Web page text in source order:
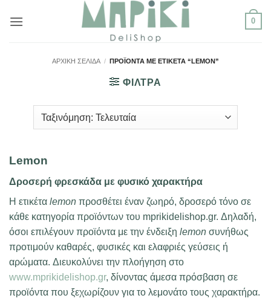
στο
0
ΑΡΧΙΚΉ ΣΕΛΊΔΑ / ΠΡΟΪΌΝΤΑ ΜΕ ΕΤΙΚΈΤΑ “LEMON”
ΦΙΛΤΡΑ
Lemon
Δροσερή φρεσκάδα με φυσικό χαρακτήρα
Η ετικέτα lemon προσθέτει έναν ζωηρό, δροσερό τόνο σε
κάθε κατηγορία προϊόντων του mprikidelishop.gr. Δηλαδή,
όσοι επιλέγουν προϊόντα με την ένδειξη lemon συνήθως
προτιμούν καθαρές, φυσικές και ελαφριές γεύσεις ή
αρώματα. Διευκολύνει την πλοήγηση στο
www.mprikidelishop.gr, δίνοντας άμεσα πρόσβαση σε
προϊόντα που ξεχωρίζουν για το λεμονάτο τους χαρακτήρα.